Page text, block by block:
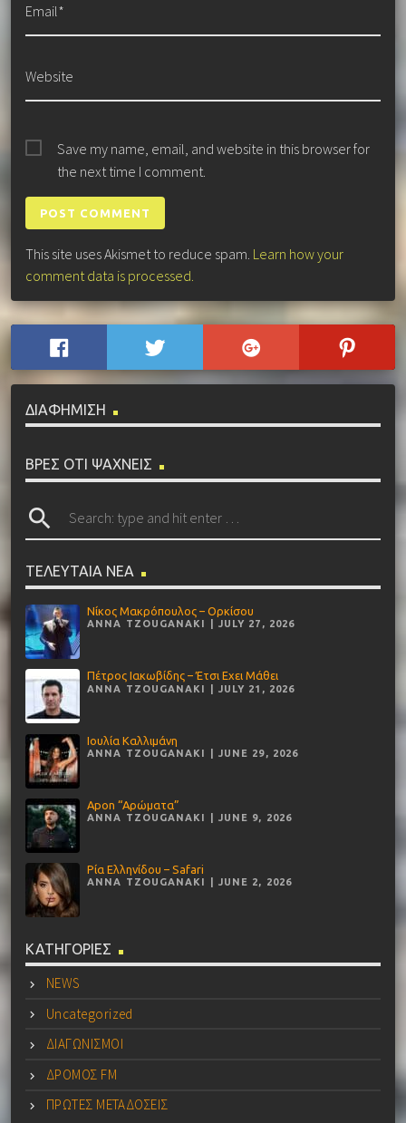
Email*
Website
Save my name, email, and website in this browser for
the next time I comment.
This site uses Akismet to reduce spam. Learn how your
comment data is processed.
ΔΙΑΦΗΜΙΣΗ
ΒΡΕΣ ΟΤΙ ΨΑΧΝΕΙΣ
search
ΤΕΛΕΥΤΑΙΑ ΝΕΑ
Νίκος Μακρόπουλος – Ορκίσου
ANNA TZOUGANAKI | JULY 27, 2026
Πέτρος Ιακωβίδης – Έτσι Εχει Μάθει
ANNA TZOUGANAKI | JULY 21, 2026
Ιουλία Καλλιμάνη
ANNA TZOUGANAKI | JUNE 29, 2026
Apon “Αρώματα”
ANNA TZOUGANAKI | JUNE 9, 2026
Ρία Ελληνίδου – Safari
ANNA TZOUGANAKI | JUNE 2, 2026
ΚΑΤΗΓΟΡΙΕΣ
NEWS
Uncategorized
ΔΙΑΓΩΝΙΣΜΟΙ
ΔΡΟΜΟΣ FM
ΠΡΩΤΕΣ ΜΕΤΑΔΟΣΕΙΣ